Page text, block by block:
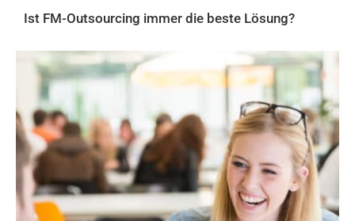
Ist FM-Outsourcing immer die beste Lösung?